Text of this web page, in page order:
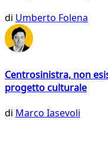
di Umberto Folena
Centrosinistra, non
progetto culturale
di Marco Iasevoli